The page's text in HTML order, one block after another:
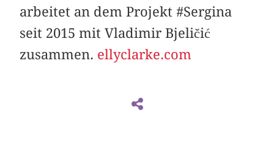
arbeitet an dem Projekt #Sergina
seit 2015 mit Vladimir Bjeličić
zusammen. ellyclarke.com